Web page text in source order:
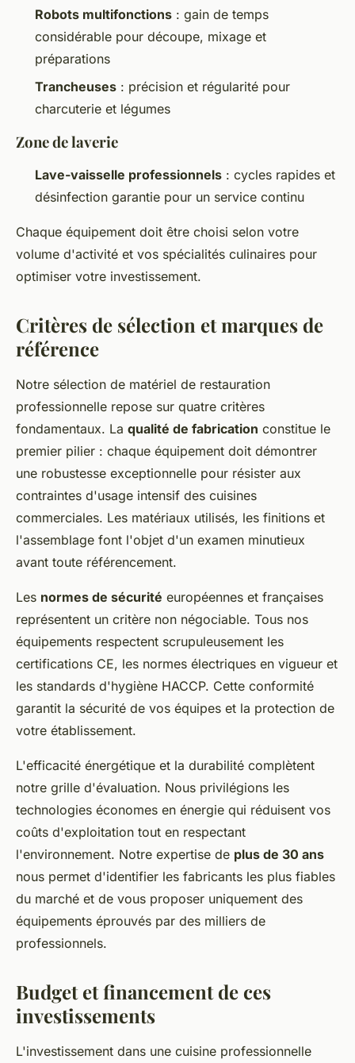
Robots multifonctions : gain de temps
considérable pour découpe, mixage et
préparations
Trancheuses : précision et régularité pour
charcuterie et légumes
Zone de laverie
Lave-vaisselle professionnels : cycles rapides et
désinfection garantie pour un service continu
Chaque équipement doit être choisi selon votre
volume d'activité et vos spécialités culinaires pour
optimiser votre investissement.
Critères de sélection et marques de
référence
Notre sélection de matériel de restauration
professionnelle repose sur quatre critères
fondamentaux. La qualité de fabrication constitue le
premier pilier : chaque équipement doit démontrer
une robustesse exceptionnelle pour résister aux
contraintes d'usage intensif des cuisines
commerciales. Les matériaux utilisés, les finitions et
l'assemblage font l'objet d'un examen minutieux
avant toute référencement.
Les normes de sécurité européennes et françaises
représentent un critère non négociable. Tous nos
équipements respectent scrupuleusement les
certifications CE, les normes électriques en vigueur et
les standards d'hygiène HACCP. Cette conformité
garantit la sécurité de vos équipes et la protection de
votre établissement.
L'efficacité énergétique et la durabilité complètent
notre grille d'évaluation. Nous privilégions les
technologies économes en énergie qui réduisent vos
coûts d'exploitation tout en respectant
l'environnement. Notre expertise de plus de 30 ans
nous permet d'identifier les fabricants les plus fiables
du marché et de vous proposer uniquement des
équipements éprouvés par des milliers de
professionnels.
Budget et financement de ces
investissements
L'investissement dans une cuisine professionnelle